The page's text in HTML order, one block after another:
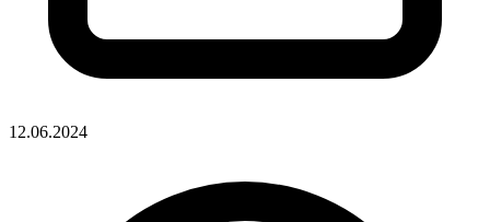
12.06.2024